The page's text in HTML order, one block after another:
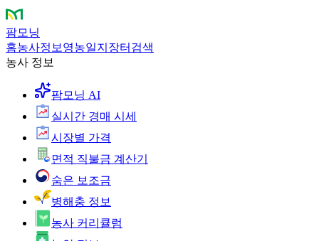
팜모닝
홈농사정보 영농일지 장터 검색
농사 정보
팜모닝 AI
실시간 경매 시세
시장별 가격
면적 직불금 계산기
숨은 보조금
병해충 정보
농사 커리큘럼